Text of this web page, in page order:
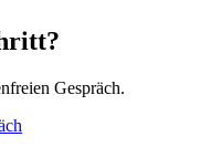
Gespräch.